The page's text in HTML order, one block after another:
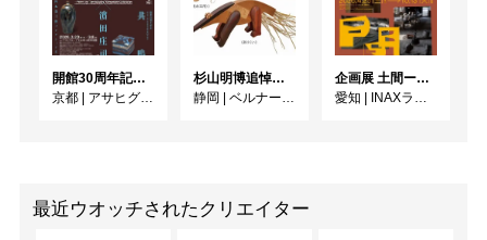
開館30周年記念 山本爲三郎・河井寬次郎没後60年記念 「共鳴 河井寬次郎 × 濱田庄司 ー山本爲三郎コレクションより」
京都 | アサヒグループ大山崎山荘美術館
杉山明博追悼展 木とわたし―木工の妙技と美術教育
静岡 | ベルナール・ビュフェ美術館
企画展 土間ーつくって、つかって、再発見ー
愛知 | INAXライブミュージアム
最近ウオッチされたクリエイター